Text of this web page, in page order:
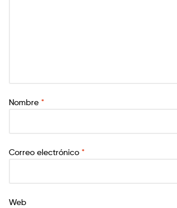
Nombre *
Correo electrónico *
Web